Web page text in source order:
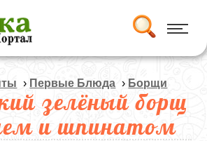
› Первые Блюда › Борщи
зелёный борщ
и шпинатом